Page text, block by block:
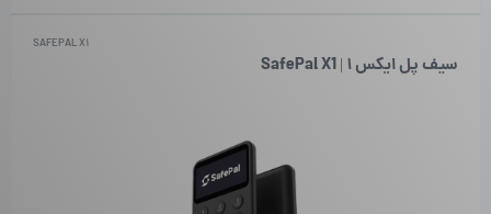
SAFEPAL X1
سیف پل ایکس ۱ | SafePal X1